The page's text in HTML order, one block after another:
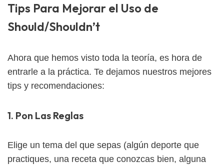
Tips Para Mejorar el Uso de
Should/Shouldn’t
Ahora que hemos visto toda la teoría, es hora de
entrarle a la práctica. Te dejamos nuestros mejores
tips y recomendaciones:
1. Pon Las Reglas
Elige un tema del que sepas (algún deporte que
practiques, una receta que conozcas bien, alguna